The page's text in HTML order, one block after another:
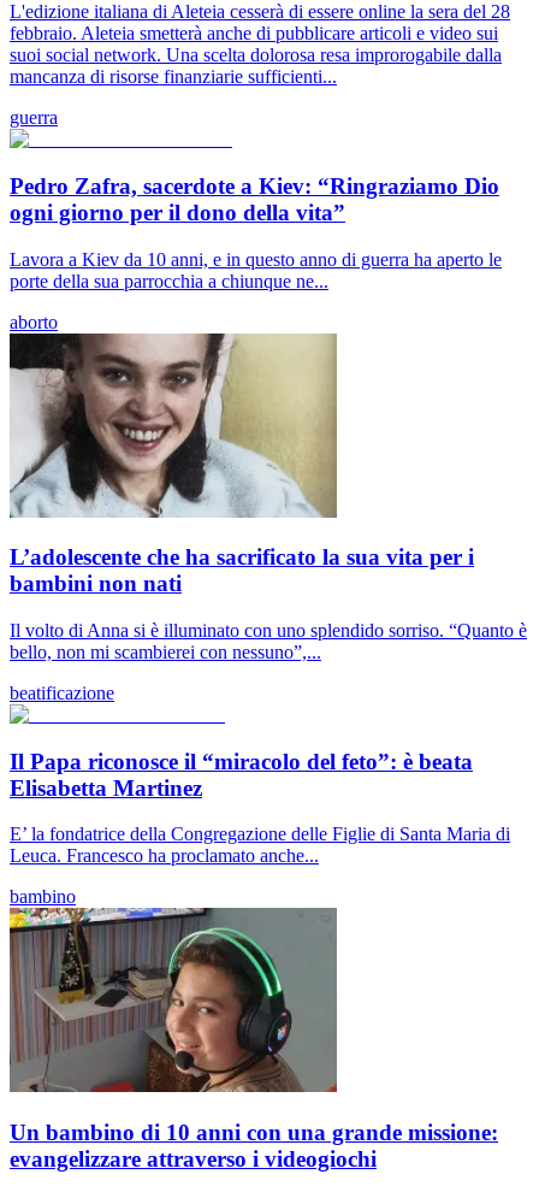
L'edizione italiana di Aleteia cesserà di essere online la sera del 28
febbraio. Aleteia smetterà anche di pubblicare articoli e video sui
suoi social network. Una scelta dolorosa resa improrogabile dalla
mancanza di risorse finanziarie sufficienti...
guerra
Pedro Zafra, sacerdote a Kiev: “Ringraziamo Dio
ogni giorno per il dono della vita”
Lavora a Kiev da 10 anni, e in questo anno di guerra ha aperto le
porte della sua parrocchia a chiunque ne...
aborto
L’adolescente che ha sacrificato la sua vita per i
bambini non nati
Il volto di Anna si è illuminato con uno splendido sorriso. “Quanto è
bello, non mi scambierei con nessuno”,...
beatificazione
Il Papa riconosce il “miracolo del feto”: è beata
Elisabetta Martinez
E’ la fondatrice della Congregazione delle Figlie di Santa Maria di
Leuca. Francesco ha proclamato anche...
bambino
Un bambino di 10 anni con una grande missione:
evangelizzare attraverso i videogiochi